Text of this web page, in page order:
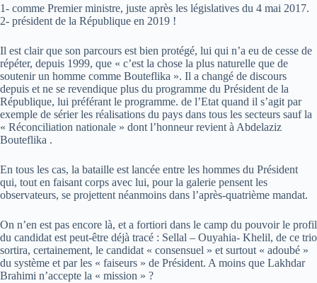
1- comme Premier ministre, juste après les législatives du 4 mai 2017.
2- président de la République en 2019 !
Il est clair que son parcours est bien protégé, lui qui n’a eu de cesse de
répéter, depuis 1999, que « c’est la chose la plus naturelle que de
soutenir un homme comme Bouteflika ». Il a changé de discours
depuis et ne se revendique plus du programme du Président de la
République, lui préférant le programme. de l’Etat quand il s’agit par
exemple de sérier les réalisations du pays dans tous les secteurs sauf la
« Réconciliation nationale » dont l’honneur revient à Abdelaziz
Bouteflika .
En tous les cas, la bataille est lancée entre les hommes du Président
qui, tout en faisant corps avec lui, pour la galerie pensent les
observateurs, se projettent néanmoins dans l’après-quatrième mandat.
On n’en est pas encore là, et a fortiori dans le camp du pouvoir le profil
du candidat est peut-être déjà tracé : Sellal – Ouyahia- Khelil, de ce trio
sortira, certainement, le candidat « consensuel » et surtout « adoubé »
du système et par les « faiseurs » de Président. A moins que Lakhdar
Brahimi n’accepte la « mission » ?